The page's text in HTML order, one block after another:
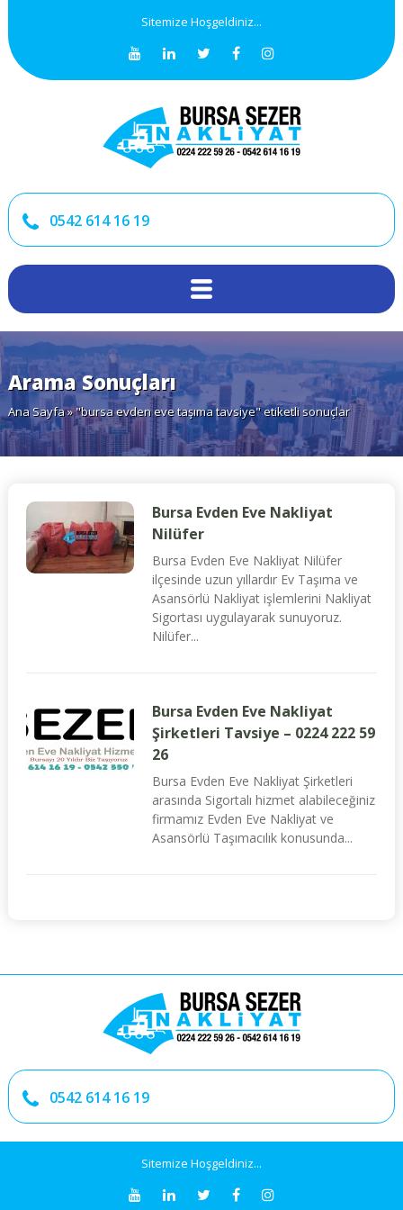
Sitemize Hoşgeldiniz...
0542 614 16 19
Arama Sonuçları
Ana Sayfa» "bursa evden eve taşıma tavsiye" etiketli sonuçlar
Bursa Evden Eve Nakliyat
Nilüfer
Bursa Evden Eve Nakliyat Nilüfer
ilçesinde uzun yıllardır Ev Taşıma ve
Asansörlü Nakliyat işlemlerini Nakliyat
Sigortası uygulayarak sunuyoruz.
Nilüfer...
Bursa Evden Eve Nakliyat
Şirketleri Tavsiye – 0224 222 59
26
Bursa Evden Eve Nakliyat Şirketleri
arasında Sigortalı hizmet alabileceğiniz
firmamız Evden Eve Nakliyat ve
Asansörlü Taşımacılık konusunda...
0542 614 16 19
Sitemize Hoşgeldiniz...